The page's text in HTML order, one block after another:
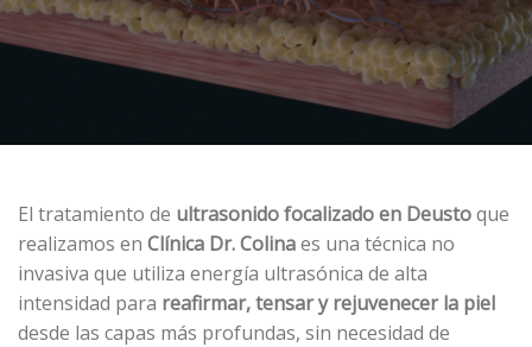
El tratamiento de ultrasonido focalizado en Deustoque
realizamos en Clínica Dr. Colinaes una técnica no
invasiva que utiliza energía ultrasónica de alta
intensidad para reafirmar, tensar y rejuvenecer la piel
desde las capas más profundas, sin necesidad de